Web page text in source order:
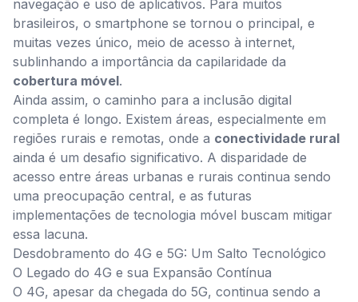
navegação e uso de aplicativos. Para muitos
brasileiros, o smartphone se tornou o principal, e
muitas vezes único, meio de acesso à internet,
sublinhando a importância da capilaridade da
cobertura móvel.
Ainda assim, o caminho para a inclusão digital
completa é longo. Existem áreas, especialmente em
regiões rurais e remotas, onde a conectividade rural
ainda é um desafio significativo. A disparidade de
acesso entre áreas urbanas e rurais continua sendo
uma preocupação central, e as futuras
implementações de tecnologia móvel buscam mitigar
essa lacuna.
Desdobramento do 4G e 5G: Um Salto Tecnológico
O Legado do 4G e sua Expansão Contínua
O 4G, apesar da chegada do 5G, continua sendo a